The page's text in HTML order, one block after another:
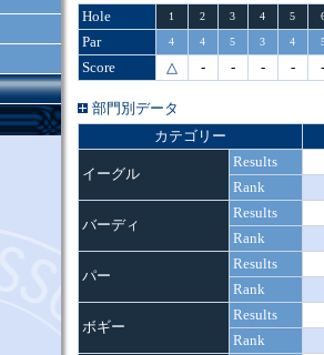
Hole
1 2 3 4 5
Par 4 4 5 3 4
Score △ - - - -
部門別データ
カテゴリー
イーグル
Results
Rank
バーディ
Results
Rank
パー
Results
Rank
ボギー
Results
Rank